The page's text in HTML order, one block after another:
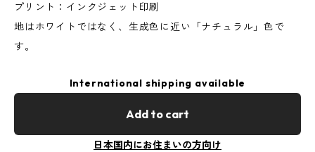
プリント：インクジェット印刷
地はホワイトではなく、生成色に近い「ナチュラル」色で
す。
International shipping available
Add to cart
日本国内にお住まいの方向け